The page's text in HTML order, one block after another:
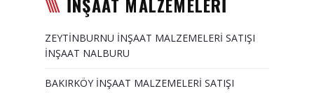
Malzeme Satışı
Alçıpan malzemesi satışı
Satışı
ZEYTİNBURNU İNŞAAT MALZEMELERİ SATIŞI
İNŞAAT NALBURU
BAKIRKÖY İNŞAAT MALZEMELERİ SATIŞI